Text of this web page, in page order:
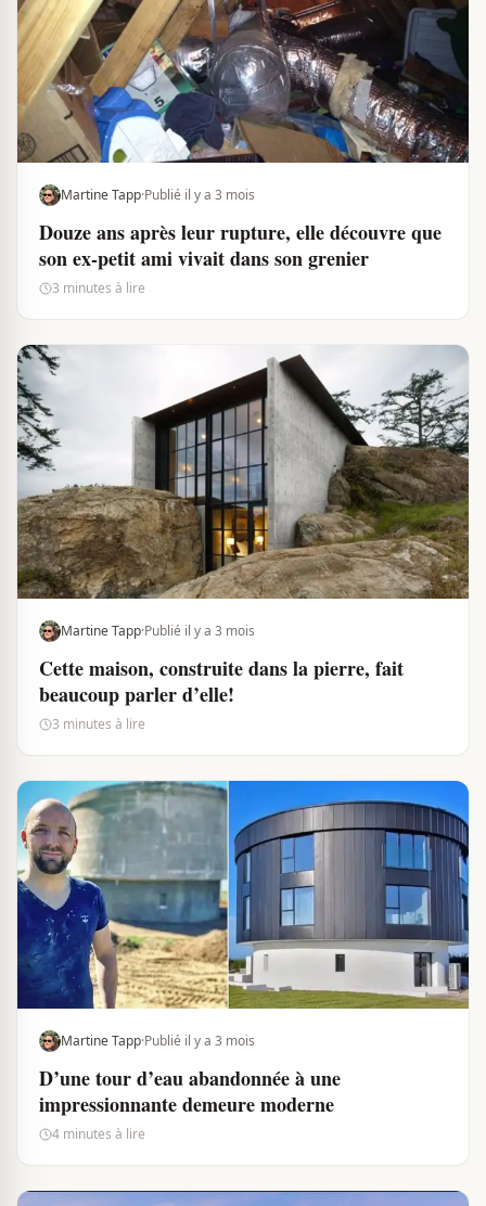
Martine Tapp·Publié il y a 3 mois
Douze ans après leur rupture, elle découvre que
son ex-petit ami vivait dans son grenier
3 minutes à lire
Martine Tapp·Publié il y a 3 mois
Cette maison, construite dans la pierre, fait
beaucoup parler d’elle!
3 minutes à lire
Martine Tapp·Publié il y a 3 mois
D’une tour d’eau abandonnée à une
impressionnante demeure moderne
4 minutes à lire